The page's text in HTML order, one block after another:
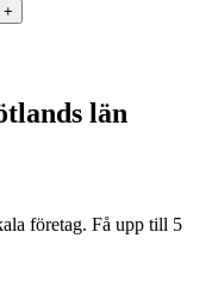
+
län
företag. Få upp till 5